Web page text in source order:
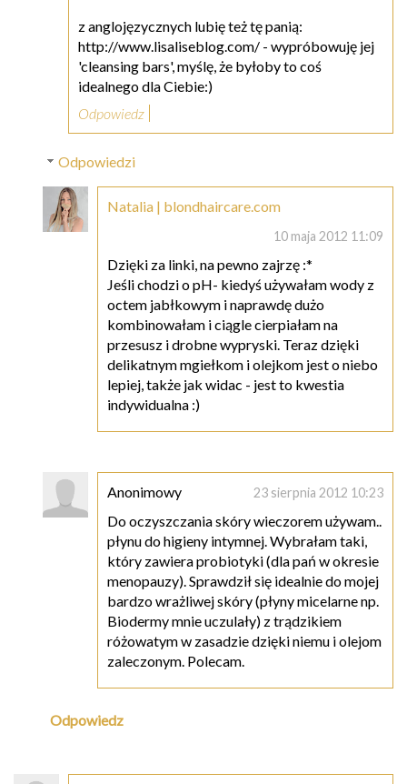
z anglojęzycznych lubię też tę panią:
http://www.lisaliseblog.com/ - wypróbowuję jej
'cleansing bars', myślę, że byłoby to coś
idealnego dla Ciebie:)
Odpowiedz
Odpowiedzi
Natalia | blondhaircare.com
10 maja 2012 11:09
Dzięki za linki, na pewno zajrzę :*
Jeśli chodzi o pH- kiedyś używałam wody z
octem jabłkowym i naprawdę dużo
kombinowałam i ciągle cierpiałam na
przesusz i drobne wypryski. Teraz dzięki
delikatnym mgiełkom i olejkom jest o niebo
lepiej, także jak widac - jest to kwestia
indywidualna :)
Anonimowy 23 sierpnia 2012 10:23
Do oczyszczania skóry wieczorem używam..
płynu do higieny intymnej. Wybrałam taki,
który zawiera probiotyki (dla pań w okresie
menopauzy). Sprawdził się idealnie do mojej
bardzo wrażliwej skóry (płyny micelarne np.
Biodermy mnie uczulały) z trądzikiem
różowatym w zasadzie dzięki niemu i olejom
zaleczonym. Polecam.
Odpowiedz